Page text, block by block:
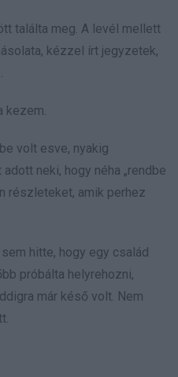
találta meg. A levél mellett
kézzel írt jegyzetek,
kezem.
volt esve, nyakig
neki, hogy néha „rendbe
részleteket, amik perhez
hitte, hogy egy család
próbálta helyrehozni,
már késő volt. Nem